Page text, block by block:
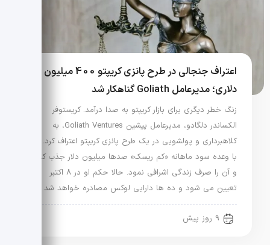
اعتراف جنجالی در طرح پانزی کریپتو 400 میلیون
دلاری؛ مدیرعامل Goliath گناهکار شد
زنگ خطر دیگری برای بازار کریپتو به صدا درآمد. کریستوفر
الکساندر دلگادو، مدیرعامل پیشین Goliath Ventures، به
کلاهبرداری و پولشویی در یک طرح پانزی کریپتو اعتراف کرد. او
با وعده سود ماهانه «کم ریسک» صدها میلیون دلار جذب کرد
و آن را صرف زندگی اشرافی نمود. حالا حکم او در 8 اکتبر
تعیین می شود و ده ها دارایی لوکس مصادره خواهد شد.
9 روز پیش